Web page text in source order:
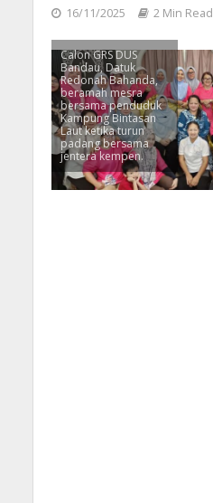
16/11/2025 2 Min Read
Calon GRS DUS
Bandau, Datuk
Redonah Bahanda,
beramah mesra
bersama penduduk
Kampung Bintasan
Laut ketika turun
padang bersama
jentera kempen.